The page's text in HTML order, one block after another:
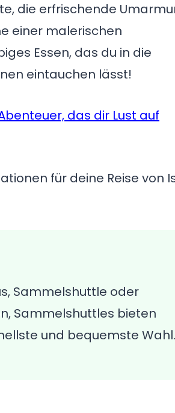
die erfrischende
einer malerischen
Essen, das du in die
eintauchen lässt!
das dir Lust auf
für deine Reise von
Sammelshuttle oder
Sammelshuttles bieten
und bequemste Wahl.